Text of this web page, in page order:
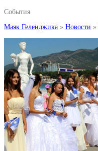
События
Маяк Геленджика » Новости »